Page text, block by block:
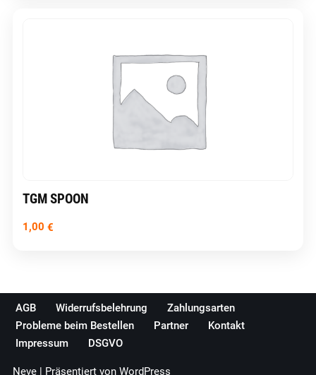
TGM SPOON
1,00 €
AGB Widerrufsbelehrung
Zahlungsarten
Probleme beim Bestellen
Partner
Kontakt
Impressum
DSGVO
Neve | Präsentiert von WordPress